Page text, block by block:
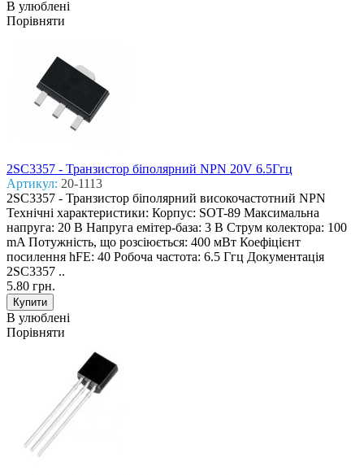
В улюблені
Порівняти
2SC3357 - Транзистор біполярний NPN 20V 6.5Ггц
Артикул: 20-1113
2SC3357 - Транзистор біполярний високочастотний NPN
Технічні характеристики: Корпус: SOT-89 Максимальна
напруга: 20 В Напруга емітер-база: 3 В Струм колектора: 100
mA Потужність, що розсіюється: 400 мВт Коефіцієнт
посилення hFE: 40 Робоча частота: 6.5 Ггц Документація
2SC3357 ..
5.80 грн.
В улюблені
Порівняти